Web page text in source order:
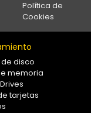
Política de
Cookies
disco
memoria
tarjetas